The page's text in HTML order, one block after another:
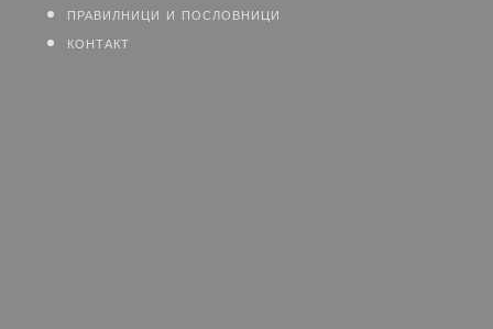
правилници и пословници
контакт